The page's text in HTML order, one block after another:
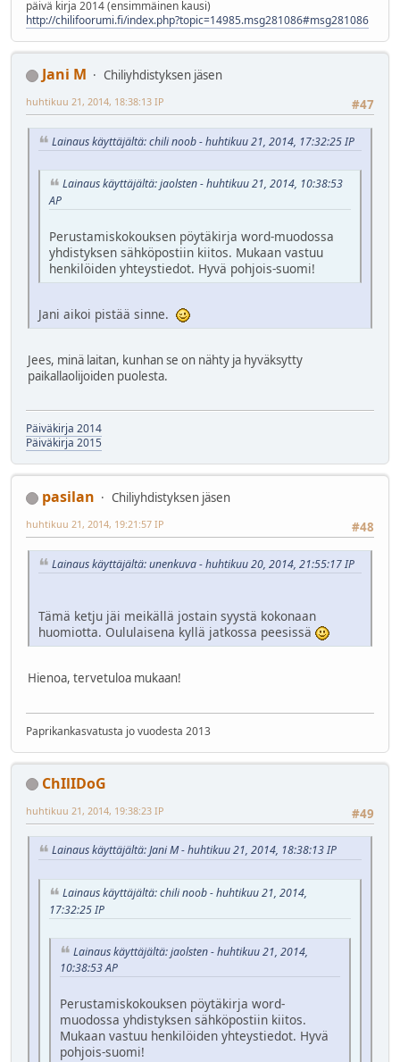
päivä kirja 2014 (ensimmäinen kausi)
http://chilifoorumi.fi/index.php?topic=14985.msg281086#msg281086
Jani M
Chiliyhdistyksen jäsen
#47
huhtikuu 21, 2014, 18:38:13 IP
Lainaus käyttäjältä: chili noob - huhtikuu 21, 2014, 17:32:25 IP
Lainaus käyttäjältä: jaolsten - huhtikuu 21, 2014, 10:38:53
AP
Perustamiskokouksen pöytäkirja word-muodossa
yhdistyksen sähköpostiin kiitos. Mukaan vastuu
henkilöiden yhteystiedot. Hyvä pohjois-suomi!
Jani aikoi pistää sinne.
Jees, minä laitan, kunhan se on nähty ja hyväksytty
paikallaolijoiden puolesta.
Päiväkirja 2014
Päiväkirja 2015
pasilan
Chiliyhdistyksen jäsen
#48
huhtikuu 21, 2014, 19:21:57 IP
Lainaus käyttäjältä: unenkuva - huhtikuu 20, 2014, 21:55:17 IP
Tämä ketju jäi meikällä jostain syystä kokonaan
huomiotta. Oululaisena kyllä jatkossa peesissä
Hienoa, tervetuloa mukaan!
Paprikankasvatusta jo vuodesta 2013
ChIlIDoG
#49
huhtikuu 21, 2014, 19:38:23 IP
Lainaus käyttäjältä: Jani M - huhtikuu 21, 2014, 18:38:13 IP
Lainaus käyttäjältä: chili noob - huhtikuu 21, 2014,
17:32:25 IP
Lainaus käyttäjältä: jaolsten - huhtikuu 21, 2014,
10:38:53 AP
Perustamiskokouksen pöytäkirja word-
muodossa yhdistyksen sähköpostiin kiitos.
Mukaan vastuu henkilöiden yhteystiedot. Hyvä
pohjois-suomi!